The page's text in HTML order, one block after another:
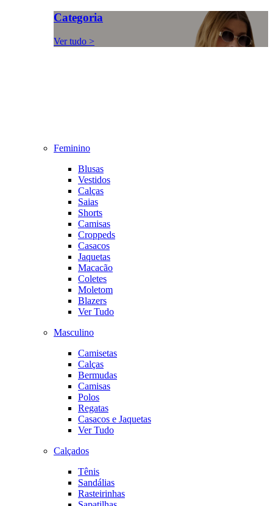
Categoria
Ver tudo >
Feminino
Blusas
Vestidos
Calças
Saias
Shorts
Camisas
Croppeds
Casacos
Jaquetas
Macacão
Coletes
Moletom
Blazers
Ver Tudo
Masculino
Camisetas
Calças
Bermudas
Camisas
Polos
Regatas
Casacos e Jaquetas
Ver Tudo
Calçados
Tênis
Sandálias
Rasteirinhas